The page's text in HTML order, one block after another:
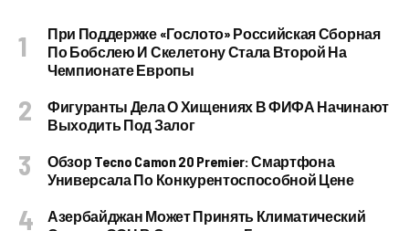
При Поддержке «Гослото» Российская Сборная
По Бобслею И Скелетону Стала Второй На
Чемпионате Европы
Фигуранты Дела О Хищениях В ФИФА Начинают
Выходить Под Залог
Обзор Tecno Camon 20 Premier: Смартфона
Универсала По Конкурентоспособной Цене
Азербайджан Может Принять Климатический